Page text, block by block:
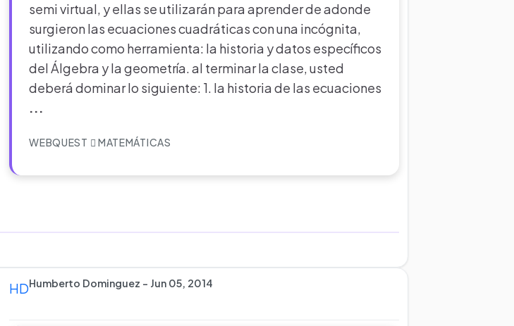
semi virtual, y ellas se utilizarán para aprender de adonde
surgieron las ecuaciones cuadráticas con una incógnita,
utilizando como herramienta: la historia y datos específicos
del Álgebra y la geometría. al terminar la clase, usted
deberá dominar lo siguiente: 1. la historia de las ecuaciones
...
WEBQUEST MATEMÁTICAS
HDHumberto Dominguez - Jun 05, 2014